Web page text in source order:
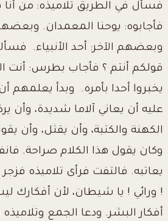
فسأل في الطريق تلاميذه: من
فأجابوه: يوحنا المعمدان.
وبعضهم الآخر: أحد الأنبياء.
قولكم أنتم ؟ فأجاب بطرس: أنت
يخبروا أحدا بأمره. وبدأ يعلمهم
عليه أن يعاني آلاما شديدة، وأن
الكهنة والكتبة، وأن يقتل، وأن
وكان يقول هذا الكلام صراحة.
يعاتبه. فالتفت فرأى تلاميذه
! ورائي ! يا شيطان، لأن أفكارك
أفكار البشر. ودعا الجمع